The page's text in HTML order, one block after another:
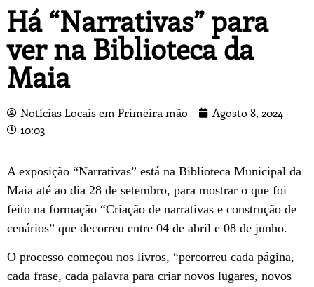
Há “Narrativas” para
ver na Biblioteca da
Maia
Notícias Locais em Primeira mão
Agosto 8, 2024
10:03
A exposição “Narrativas” está na Biblioteca Municipal da
Maia até ao dia 28 de setembro, para mostrar o que foi
feito na formação “Criação de narrativas e construção de
cenários” que decorreu entre 04 de abril e 08 de junho.
O processo começou nos livros, “percorreu cada página,
cada frase, cada palavra para criar novos lugares, novos